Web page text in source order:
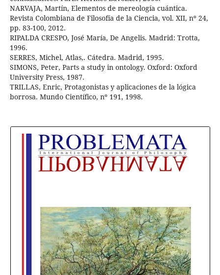
NARVAJA, Martín, Elementos de mereología cuántica.
Revista Colombiana de Filosofía de la Ciencia, vol. XII, nº 24,
pp. 83-100, 2012.
RIPALDA CRESPO, José María, De Angelis. Madrid: Trotta,
1996.
SERRES, Michel, Atlas,. Cátedra. Madrid, 1995.
SIMONS, Peter, Parts a study in ontology. Oxford: Oxford
University Press, 1987.
TRILLAS, Enric, Protagonistas y aplicaciones de la lógica
borrosa. Mundo Científico, nº 191, 1998.